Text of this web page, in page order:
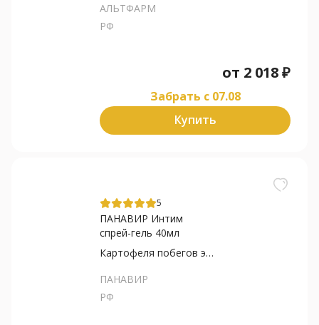
АЛЬТФАРМ
РФ
от 2 018₽
Забрать c 07.08
Купить
5
ПАНАВИР Интим
спрей-гель 40мл
Картофеля побегов экстракт
ПАНАВИР
РФ